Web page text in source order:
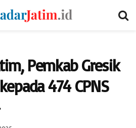
Pemkab Gresik
474 CPNS